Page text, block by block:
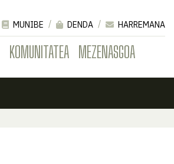
KOMUNITATEA MEZENASGOA
MUNIBE DENDA
HARREMANA